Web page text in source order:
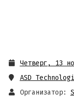
Четверг, 13
ASD
Организатор: